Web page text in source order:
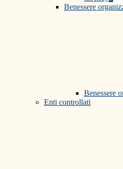
Benessere
Benessere
Enti controllati